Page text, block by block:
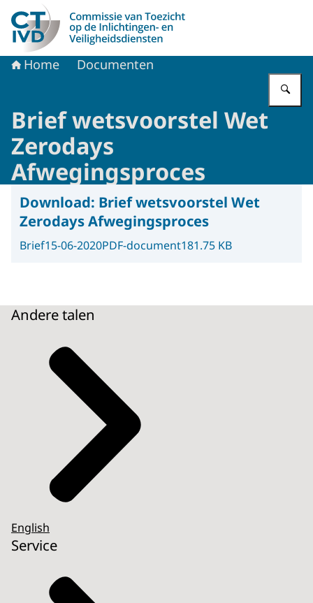
Naar de homepage van CTIVD
Home Documenten
Brief wetsvoorstel Wet
Zerodays
Afwegingsproces
Download: Brief wetsvoorstel Wet
Zerodays Afwegingsproces
Brief15-06-2020PDF-document181.75 KB
Andere talen
English
Service